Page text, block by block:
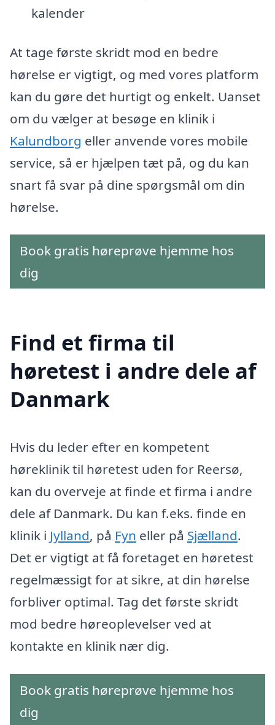
kalender
At tage første skridt mod en bedre
hørelse er vigtigt, og med vores platform
kan du gøre det hurtigt og enkelt. Uanset
om du vælger at besøge en klinik i
Kalundborg eller anvende vores mobile
service, så er hjælpen tæt på, og du kan
snart få svar på dine spørgsmål om din
hørelse.
Book gratis høreprøve hjemme hos
dig
Find et firma til
høretest i andre dele af
Danmark
Hvis du leder efter en kompetent
høreklinik til høretest uden for Reersø,
kan du overveje at finde et firma i andre
dele af Danmark. Du kan f.eks. finde en
klinik i Jylland, på Fyn eller på Sjælland.
Det er vigtigt at få foretaget en høretest
regelmæssigt for at sikre, at din hørelse
forbliver optimal. Tag det første skridt
mod bedre høreoplevelser ved at
kontakte en klinik nær dig.
Book gratis høreprøve hjemme hos
dig